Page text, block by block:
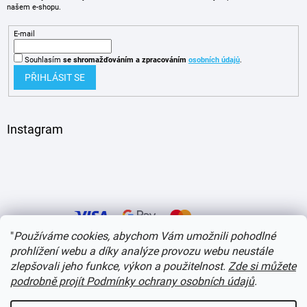
"Používáme cookies, abychom Vám umožnili pohodlné
prohlížení webu a díky analýze provozu webu neustále
zlepšovali jeho funkce, výkon a použitelnost. Zde si můžete
podrobně projít Podmínky ochrany osobních údajů.
našem e-shopu.
E-mail
Souhlasím se shromažďováním a zpracováním osobních údajů.
PŘIHLÁSIT SE
Instagram
Vytvořil Shoptet